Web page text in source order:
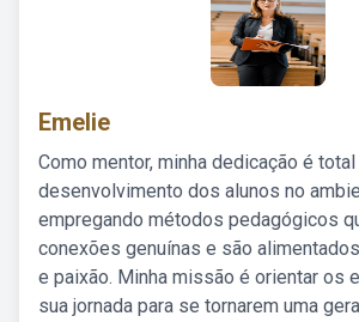
Emelie
Como mentor, minha dedicação é total
desenvolvimento dos alunos no
empregando métodos pedagógicos
conexões genuínas e são
e paixão. Minha missão é orientar os
sua jornada para se tornarem uma